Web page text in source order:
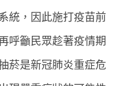
統，因此施打疫苗前
呼籲民眾趁著疫情期
菸是新冠肺炎重症危